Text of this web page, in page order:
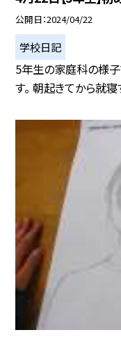
公開日 2024/04/22
学校日記
5年生の家庭科の様子
す。 朝起きてから就寝